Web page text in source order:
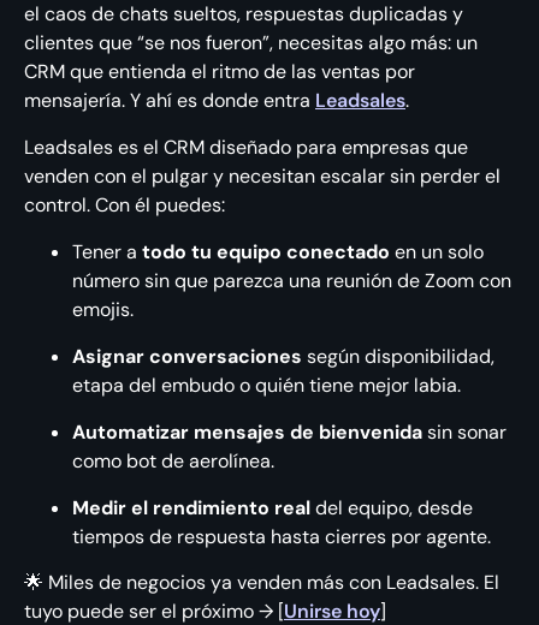
el caos de chats sueltos, respuestas duplicadas y
clientes que “se nos fueron”, necesitas algo más: un
CRM que entienda el ritmo de las ventas por
mensajería. Y ahí es donde entra Leadsales.
Leadsales es el CRM diseñado para empresas que
venden con el pulgar y necesitan escalar sin perder el
control. Con él puedes:
Tener a todo tu equipo conectado en un solo
número sin que parezca una reunión de Zoom con
emojis.
Asignar conversaciones según disponibilidad,
etapa del embudo o quién tiene mejor labia.
Automatizar mensajes de bienvenidasin sonar
como bot de aerolínea.
Medir el rendimiento realdel equipo, desde
tiempos de respuesta hasta cierres por agente.
🌟 Miles de negocios ya venden más con Leadsales. El
tuyo puede ser el próximo → [Unirse hoy]